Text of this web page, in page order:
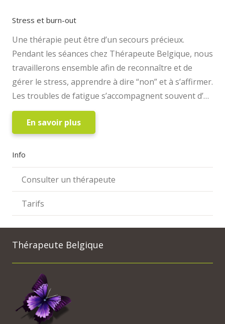
Stress et burn-out
Une thérapie peut être d’un secours précieux.
Pendant les séances chez Thérapeute Belgique, nous
travaillerons ensemble afin de reconnaître et de
gérer le stress, apprendre à dire “non” et à s’affirmer.
Les troubles de fatigue s’accompagnent souvent d’…
En savoir plus
Info
Consulter un thérapeute
Tarifs
Thérapeute Belgique